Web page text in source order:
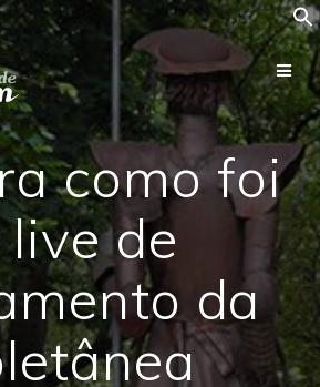
to
content
como foi
live de
da